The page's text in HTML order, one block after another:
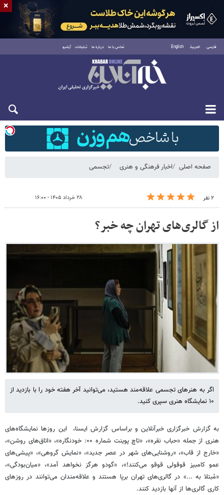
فارسی العربية English تماس با ما درباره ما تبلیغات آرشیو
شنبه ۱۷ مرداد ۱۴۰۵
صفحه اصلی اخبار فرهنگی و هنری تجسمی
۲ نفر ۲۸ خرداد ۱۴۰۵ - ۱۶:۰۰
از گالری‌های تهران چه خبر؟
اگر به هنرهای تجسمی علاقه‌مند هستید، می‌توانید آخر هفته خود را با بازدید از
۱۰ نمایشگاه هنری سپری کنید.
به گزارش خبرگزاری خبرآنلاین و براساس گزارش ایسنا، این روزها نمایشگاه‌های
هنری از جمله «حباب نقره»، «تاچ پوینت شماره ۰۰: خودنگاره»، «اتاق‌های روشن»،
«خارج از قاب»، «روشنایی‌های شهر در عصر جدید»، «نمایش گروهی»، «پیشی‌های
عمو کامبیز قوقولی قوقو می‌کنند!»، «گودو هرگز نخواهد آمد»، «میان‌بودگی»،
«مُبتلا به ...» در گالری‌های تهران برپا هستند و علاقه‌مندان می‌توانند در روزهای
کاری گالری‌ها از آنها بازدید کنند.
×